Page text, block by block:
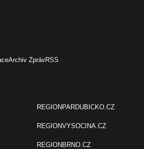
Archiv ZprávRSS
REGIONPARDUBICKO.CZ
REGIONVYSOCINA.CZ
REGIONBRNO.CZ